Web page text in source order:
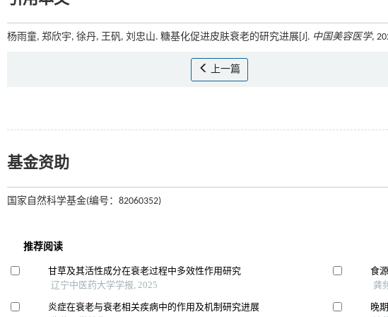
杨雨童, 郑欣宇, 徐丹, 王矾, 刘忠山. 糖基化促进皮肤衰老的研究进展[J]. 中国美容医学,
上一篇
基金资助
国家自然科学基金(编号：82060352)